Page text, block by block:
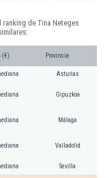
de Tina Neteges
(€) Provincia
Asturias
Gipuzkoa
Málaga
Valladolid
Sevilla